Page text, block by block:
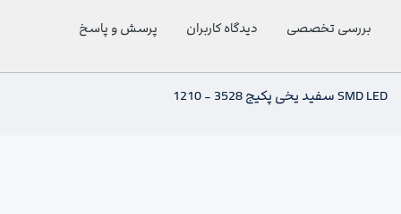
بررسی تخصصی دیدگاه کاربران پرسش و پاسخ
SMD LED سفید یخی پکیج 3528 - 1210